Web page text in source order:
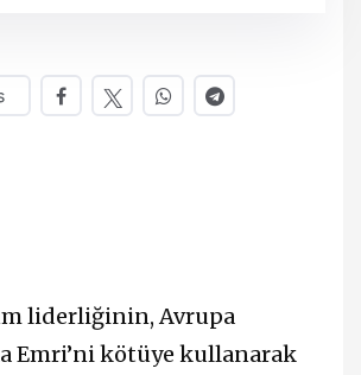
liderliğinin, Avrupa
Emri’ni kötüye kullanarak